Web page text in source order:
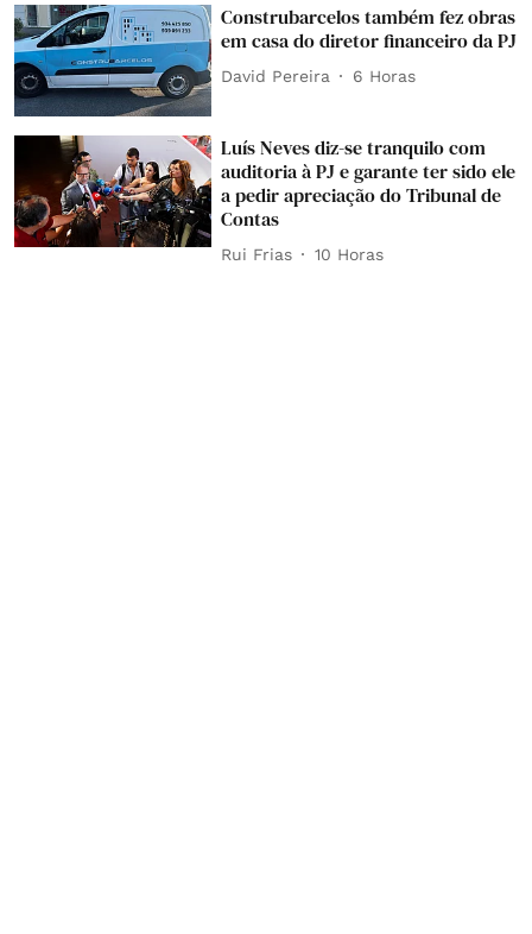
Construbarcelos também fez obras
em casa do diretor financeiro da PJ
David Pereira 6 Horas
Luís Neves diz-se tranquilo com
auditoria à PJ e garante ter sido ele
a pedir apreciação do Tribunal de
Contas
Rui Frias 10 Horas